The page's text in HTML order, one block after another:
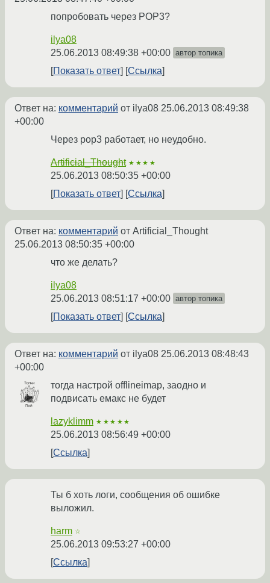
попробовать через POP3?
ilya08
25.06.2013 08:49:38 +00:00 автор топика
Показать ответ Ссылка
Ответ на: комментарий от ilya08 25.06.2013 08:49:38
+00:00
Через pop3 работает, но неудобно.
Artificial_Thought ★★★★
25.06.2013 08:50:35 +00:00
Показать ответ
Ссылка
Ответ на: комментарий от Artificial_Thought
25.06.2013 08:50:35 +00:00
что же делать?
ilya08
25.06.2013 08:51:17 +00:00 автор топика
Показать ответ Ссылка
Ответ на: комментарий от ilya08 25.06.2013 08:48:43
+00:00
тогда настрой offlineimap, заодно и
подвисать емакс не будет
lazyklimm ★★★★★
25.06.2013 08:56:49 +00:00
Ссылка
Ты б хоть логи, сообщения об ошибке
выложил.
harm ☆
25.06.2013 09:53:27 +00:00
Ссылка